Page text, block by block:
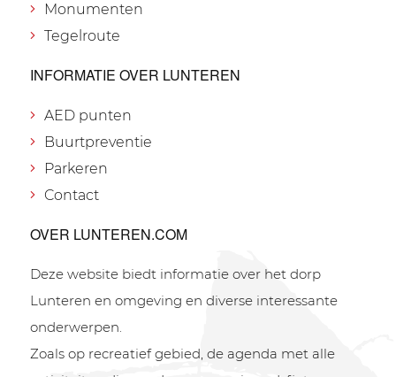
Monumenten
Tegelroute
INFORMATIE OVER LUNTEREN
AED punten
Buurtpreventie
Parkeren
Contact
OVER LUNTEREN.COM
Deze website biedt informatie over het dorp
Lunteren en omgeving en diverse interessante
onderwerpen.
Zoals op recreatief gebied, de agenda met alle